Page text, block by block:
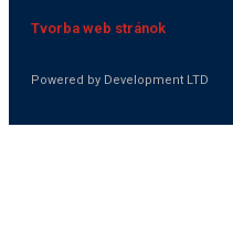
Tvorba web stránok
Powered by Development LTD